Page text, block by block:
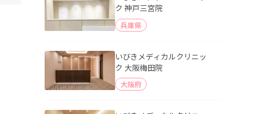
ク 神戸三宮院
兵庫県
いびきメディカルクリニッ
ク 大阪梅田院
大阪府